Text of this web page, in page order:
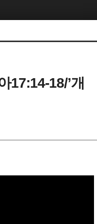
17:14-18/’개